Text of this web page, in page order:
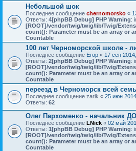
Небольшой шок
Последнее сообщение chernomorsko «
Ответы: 4[phpBB Debug] PHP Warning:
[ROOT]/vendor/twig/twig/lib/Twig/
count(): Parameter must be an array or
Countable
100 лет Черноморской школе -
Последнее сообщение Егор « 17 сен
Ответы: 2[phpBB Debug] PHP Warning:
[ROOT]/vendor/twig/twig/lib/Twig/
count(): Parameter must be an array or
Countable
переезд в Черноморск всей
Последнее сообщение zarik « 25 июн
Ответы: 62
Олег Пархоменко - начальник
Последнее сообщение LNick « 02 май
Ответы: 1[phpBB Debug] PHP Warning:
[ROOT]/vendor/twig/twig/lib/Twig/
count(): Parameter must be an array or
Countable